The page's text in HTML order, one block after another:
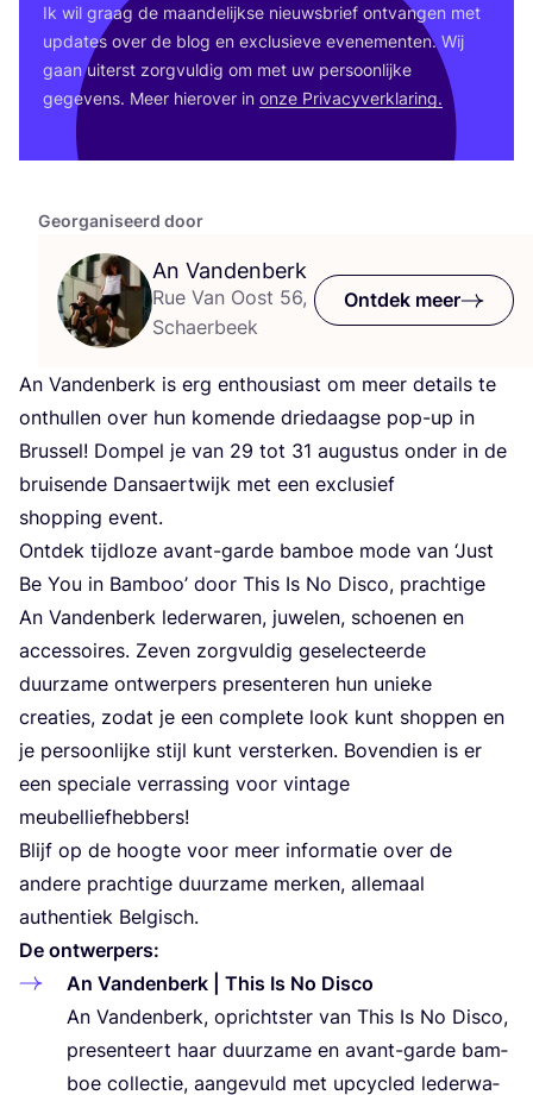
Georganiseerd door
An Vandenberk
Rue Van Oost 56,
Schaerbeek
Ontdek meer
An Van­den­berk is erg enthou­si­ast om meer details te
ont­hul­len over hun komen­de drie­daag­se pop-up in
Brus­sel! Dom­pel je van 29 tot 31 augus­tus onder in de
brui­sen­de Dansaertwijk met een exclu­sief
shop­ping event.
Ont­dek tijd­lo­ze avant-gar­de bam­boe mode van ‘Just
Be You in Bam­boo’ door This Is No Dis­co, prach­ti­ge
An Van­den­berk leder­wa­ren, juwe­len, schoe­nen en
acces­soi­res. Zeven zorg­vul­dig gese­lec­teer­de
duur­za­me ont­wer­pers pre­sen­te­ren hun unie­ke
cre­a­ties, zodat je een com­ple­te look kunt shop­pen en
je per­soon­lij­ke stijl kunt ver­ster­ken. Boven­dien is er
een spe­ci­a­le ver­ras­sing voor vin­ta­ge
meubelliefhebbers!
Blijf op de hoog­te voor meer infor­ma­tie over de
ande­re prach­ti­ge duur­za­me mer­ken, alle­maal
authen­tiek Belgisch.
De ont­wer­pers:
An Van­den­berk | This Is No Dis­co
An Van­den­berk, opricht­ster van This Is No Dis­co,
pre­sen­teert haar duur­za­me en avant-gar­de bam­
boe col­lec­tie, aan­ge­vuld met upcy­cled leder­wa­
Ik wil graag de maan­de­lijk­se nieuws­brief ont­van­gen met
upda­tes over de blog en exclu­sie­ve eve­ne­men­ten. Wij
gaan uiterst zorg­vul­dig om met uw per­soon­lij­ke
gege­vens. Meer hier­over in onze Pri­va­cy­ver­kla­ring.